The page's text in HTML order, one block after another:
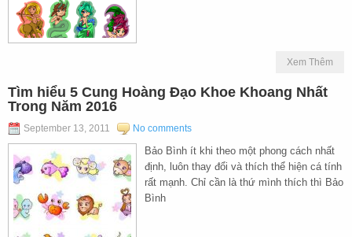
Xem Thêm
Tìm hiểu 5 Cung Hoàng Đạo Khoe Khoang Nhất
Trong Năm 2016
September 13, 2011 No comments
Bảo Bình ít khi theo một phong cách nhất
định, luôn thay đổi và thích thể hiện cá tính
rất mạnh. Chỉ cần là thứ mình thích thì Bảo
Bình